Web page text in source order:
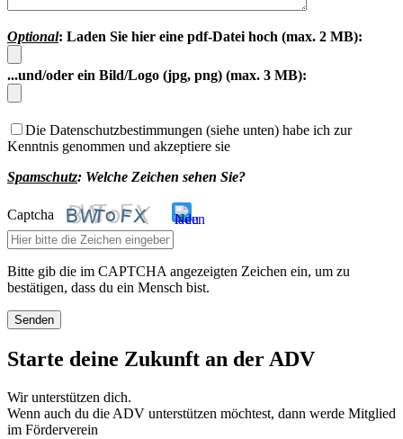
Optional: Laden Sie hier eine pdf-Datei hoch (max. 2 MB):
...und/oder ein Bild/Logo (jpg, png) (max. 3 MB):
Die Datenschutzbestimmungen (siehe unten) habe ich zur
Kenntnis genommen und akzeptiere sie
Spamschutz: Welche Zeichen sehen Sie?
Captcha
Bitte gib die im CAPTCHA angezeigten Zeichen ein, um zu
bestätigen, dass du ein Mensch bist.
Starte deine Zukunft an der ADV
Wir unterstützen dich.
Wenn auch du die ADV unterstützen möchtest, dann werde Mitglied
im Förderverein